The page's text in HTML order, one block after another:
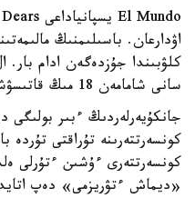
اۋدارعان. باسىلىمنىڭ
كلۋبىندا جۇزدەگەن ادام بار.
سانى شامامەن 18 مىڭ قاتىسۋشىعا جەتكەن.
جانكۇيەرلەردىڭ ءبىر
كونسەرتتەرىنە تۇراقتى تۇردە
كونسەرتتەرى ءۇشىن ءتۇرلى
«ديماش ءتۋريزمى» دەپ